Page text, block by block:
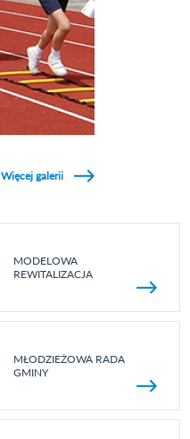
Więcej galerii
MODELOWA
REWITALIZACJA
MŁODZIEŻOWA RADA
GMINY